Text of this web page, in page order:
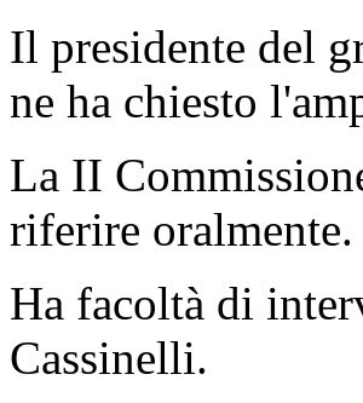
Il presidente del
ne ha chiesto
La II
riferire oralmente.
Ha facoltà di
Cassinelli.